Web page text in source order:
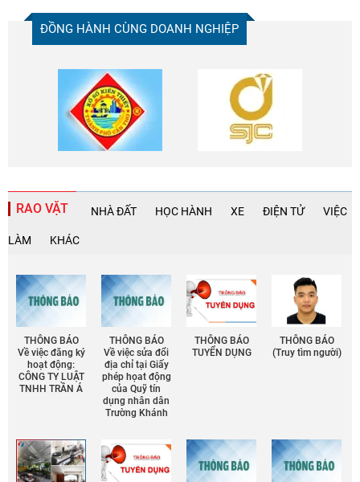
ĐỒNG HÀNH CÙNG DOANH NGHIỆP
RAO VẶT NHÀ ĐẤT HỌC HÀNH XE ĐIỆN TỬ VIỆC
LÀM KHÁC
THÔNG BÁO
Về việc đăng ký
hoạt động:
CÔNG TY LUẬT
TNHH TRẦN Á
THÔNG BÁO
Về việc sửa đổi
địa chỉ tại Giấy
phép họat động
của Quỹ tín
dụng nhân dân
Trường Khánh
THÔNG BÁO
TUYỂN DỤNG
THÔNG BÁO
(Truy tìm người)